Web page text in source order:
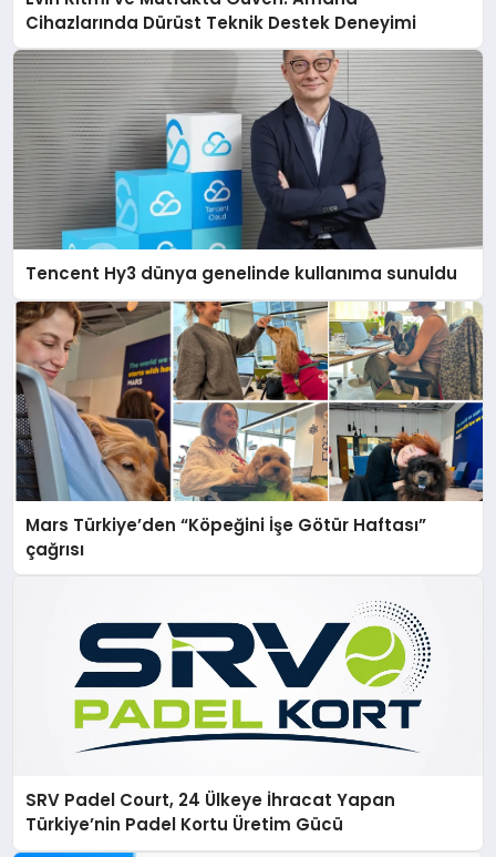
Cihazlarında Dürüst Teknik Destek Deneyimi
Tencent Hy3 dünya genelinde kullanıma sunuldu
Mars Türkiye’den “Köpeğini İşe Götür Haftası”
çağrısı
SRV Padel Court, 24 Ülkeye İhracat Yapan
Türkiye’nin Padel Kortu Üretim Gücü